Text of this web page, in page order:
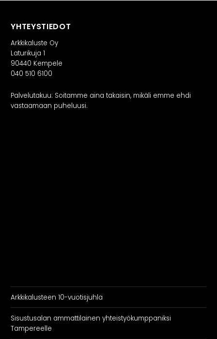
YHTEYSTIEDOT
Arkkikaluste Oy
Laturikuja 1
90440 Kempele
040 510 6100
Palvelutakuu: Soitamme aina takaisin, mikäli emme ehdi
vastaamaan puheluusi.
Arkkikalusteen 10-vuotisjuhla
Sisustusalan ammattilainen yhteistyökumppaniksi
Tampereelle